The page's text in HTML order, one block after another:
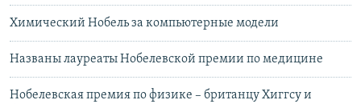
Химический Нобель за компьютерные модели
Названы лауреаты Нобелевской премии по медицине
Нобелевская премия по физике – британцу Хиггсу и